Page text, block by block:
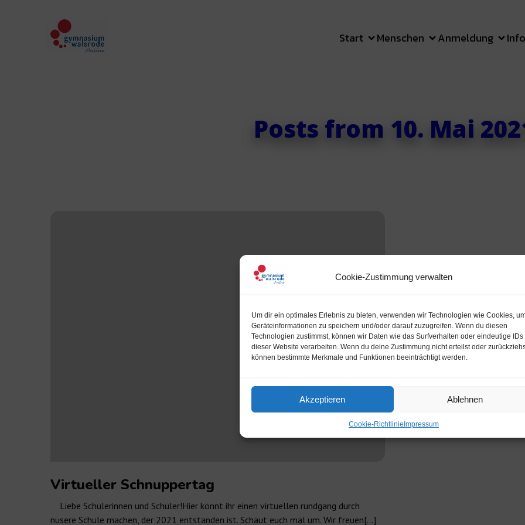
Cookie-Zustimmung verwalten
Um dir ein optimales Erlebnis zu bieten, verwenden wir Technologien wie Cookies,
Geräteinformationen zu speichern und/oder darauf zuzugreifen. Wenn du diesen
Technologien zustimmst, können wir Daten wie das Surfverhalten oder eindeutige IDs
dieser Website verarbeiten. Wenn du deine Zustimmung nicht erteilst oder
können bestimmte Merkmale und Funktionen beeinträchtigt werden.
Akzeptieren Ablehnen
Cookie-Richtlinie Impressum
Start Menschen Anmeldung
Posts from 10. Mai
Virtueller Schnuppertag
Liebe Schülerinnen und Schüler!Hier könnt ihr einen virtuellen rundgang durch
nusere Schule machen, der 2021 entstanden ist. Schaut euch mal um. Wir freuen[…]